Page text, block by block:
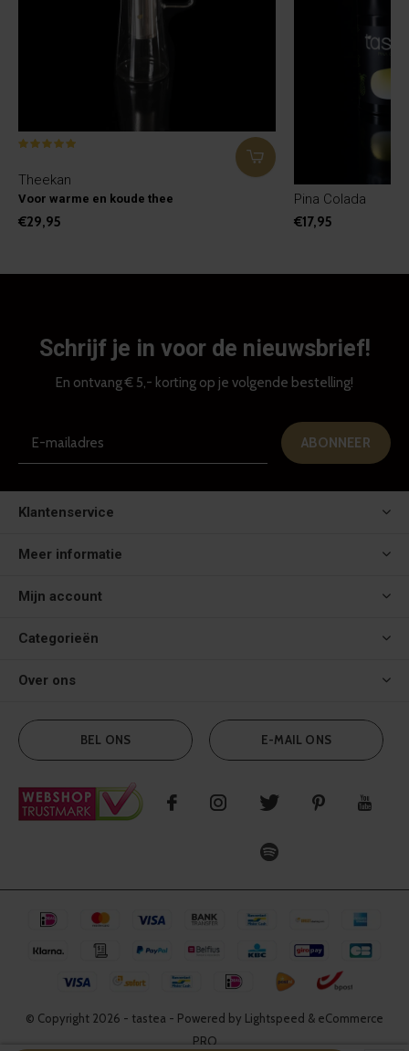
Theekan
Voor warme en koude thee
€29,95
Pina Colada
€17,95
Schrijf je in voor de nieuwsbrief!
En ontvang € 5,- korting op je volgende bestelling!
ABONNEER
Klantenservice
Meer informatie
Mijn account
Categorieën
Over ons
BEL ONS E-MAIL ONS
© Copyright 2026 - tastea - Powered by Lightspeed & eCommerce
PRO